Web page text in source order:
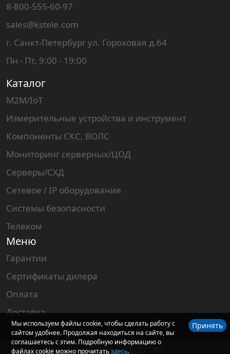
Каталог
M2M/IoT
Измерительные устройства и инструмент
Компоненты СКС, ВОЛС
Мониторинг серверных/ЦОД
Серверы/СХД
Сетевое / IP оборудование
Системы безопасности
Телеком
Меню
Гарантии
Сертификаты дилера
Оплата
Доставка
8-800-555-60-97
sales@kstele.com
г. Санкт-Петербург ул. Гороховая д.64
Пн - Пт, 9:00 - 19:00
©2013-2026 KSTELE.COM
Мы используем файлы cookie, чтобы сделать работу с
сайтом удобнее. Продолжая находиться на сайте, вы
соглашаетесь с этим. Подробную информацию о
файлах cookie можно прочитатьздесь.
Принять